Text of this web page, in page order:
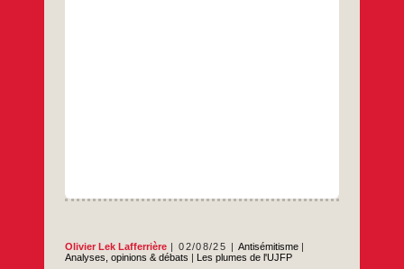
Olivier Lek Lafferrière 02/08/25 Antisémitisme |
Analyses, opinions & débats | Les plumes de l'UJFP